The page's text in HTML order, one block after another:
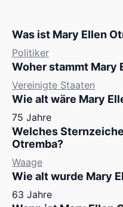
Was ist Mary Ellen
Politiker
Woher stammt Mary
Vereinigte Staaten
Wie alt wäre Mary
75 Jahre
Welches
Otremba?
Waage
Wie alt wurde Mary
63 Jahre